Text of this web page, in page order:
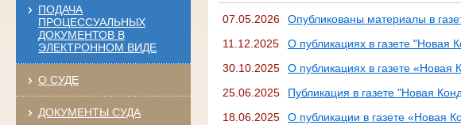
ПОДАЧА
ПРОЦЕССУАЛЬНЫХ
ДОКУМЕНТОВ В
ЭЛЕКТРОННОМ ВИДЕ
О СУДЕ
ДОКУМЕНТЫ СУДА
07.05.2026
Опубликованы материалы в
11.12.2025
О публикациях в газете "Новая
30.10.2025
О публикациях в газете «Новая
25.06.2025
Публикация в газете "Новая
18.06.2025
О публикации в газете «Новая